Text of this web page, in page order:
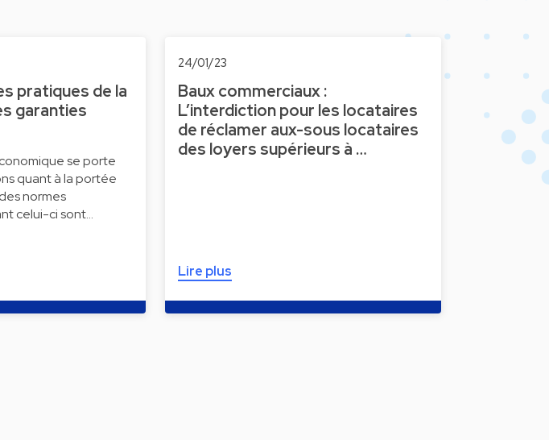
pratiques de la
garanties
se porte
quant à la portée
normes
celui-ci sont…
24/01/23
Baux commerciaux :
L’interdiction pour les locataires
de réclamer aux-sous locataires
des loyers supérieurs à …
Lire plus